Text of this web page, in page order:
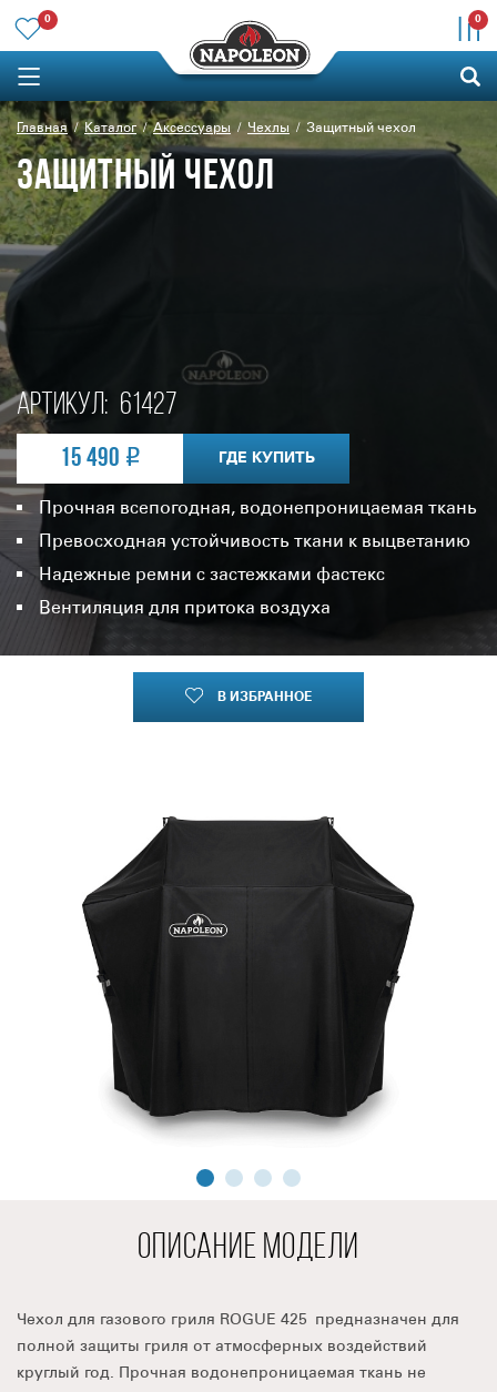
0 0
Главная Каталог Аксессуары Чехлы Защитный чехол
ЗАЩИТНЫЙ ЧЕХОЛ
Артикул: 61427
15 490 ГДЕ КУПИТЬ
Прочная всепогодная, водонепроницаемая ткань
Превосходная устойчивость ткани к выцветанию
Надежные ремни с застежками фастекс
Вентиляция для притока воздуха
В ИЗБРАННОЕ
ОПИСАНИЕ МОДЕЛИ
Чехол для газового гриля ROGUE 425 предназначен для
полной защиты гриля от атмосферных воздействий
круглый год. Прочная водонепроницаемая ткань не